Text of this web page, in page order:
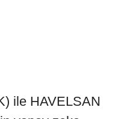
ile HAVELSAN